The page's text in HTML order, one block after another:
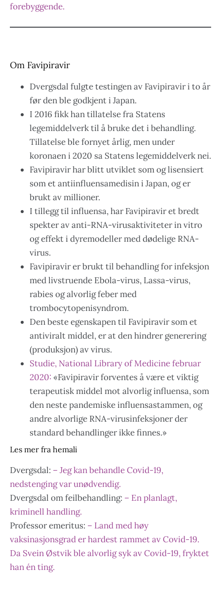
forebyggende.
Om Favipiravir
Dvergsdal fulgte testingen av Favipiravir i to år
før den ble godkjent i Japan.
I 2016 fikk han tillatelse fra Statens
legemiddelverk til å bruke det i behandling.
Tillatelse ble fornyet årlig, men under
koronaen i 2020 sa Statens legemiddelverk nei.
Favipiravir har blitt utviklet som og lisensiert
som et antiinfluensamedisin i Japan, og er
brukt av millioner.
I tillegg til influensa, har Favipiravir et bredt
spekter av anti-RNA-virusaktiviteter in vitro
og effekt i dyremodeller med dødelige RNA-
virus.
Favipiravir er brukt til behandling for infeksjon
med livstruende Ebola-virus, Lassa-virus,
rabies og alvorlig feber med
trombocytopenisyndrom.
Den beste egenskapen til Favipiravir som et
antiviralt middel, er at den hindrer generering
(produksjon) av virus.
Studie, National Library of Medicine februar
2020: «Favipiravir forventes å være et viktig
terapeutisk middel mot alvorlig influensa, som
den neste pandemiske influensastammen, og
andre alvorlige RNA-virusinfeksjoner der
standard behandlinger ikke finnes.»
Les mer fra hemali
Dvergsdal: – Jeg kan behandle Covid-19,
nedstenging var unødvendig.
Dvergsdal om feilbehandling: – En planlagt,
kriminell handling.
Professor emeritus: – Land med høy
vaksinasjonsgrad er hardest rammet av Covid-19.
Da Svein Østvik ble alvorlig syk av Covid-19, fryktet
han én ting.